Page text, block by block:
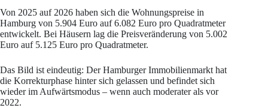
Von 2025 auf 2026 haben sich die Wohnungspreise in
Hamburg von 5.904 Euro auf 6.082 Euro pro Quadratmeter
entwickelt. Bei Häusern lag die Preisveränderung von 5.002
Euro auf 5.125 Euro pro Quadratmeter.
Das Bild ist eindeutig: Der Hamburger Immobilienmarkt hat
die Korrekturphase hinter sich gelassen und befindet sich
wieder im Aufwärtsmodus – wenn auch moderater als vor
2022.